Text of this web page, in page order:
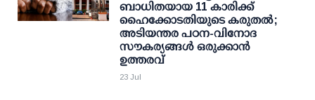
ബാധിതയായ 11 കാരിക്ക്
ഹൈക്കോടതിയുടെ കരുതല്‍;
അടിയന്തര പഠന-വിനോദ
സൗകര്യങ്ങള്‍ ഒരുക്കാന്‍
ഉത്തരവ്
23 Jul